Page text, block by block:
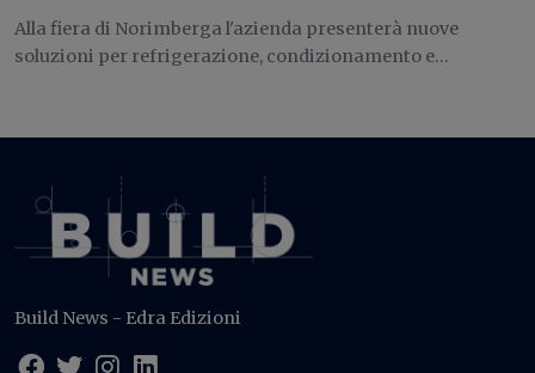
Alla fiera di Norimberga l'azienda presenterà nuove
soluzioni per refrigerazione, condizionamento e...
Build News - Edra Edizioni